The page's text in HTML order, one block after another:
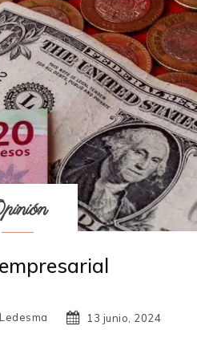
13 junio, 2024